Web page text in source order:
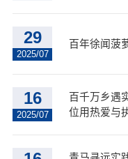
29
2025/07
百年徐闻菠
16
2025/07
百千万乡遇
位用热爱与